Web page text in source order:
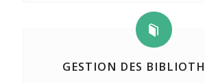
GESTION DES